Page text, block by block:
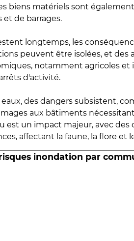
biens matériels sont
de barrages.
longtemps, les
peuvent être isolées, et
notamment agricoles et
d'activité.
des dangers subsistent,
aux bâtiments
est un impact majeur, avec
affectant la faune, la flore et
inondation par